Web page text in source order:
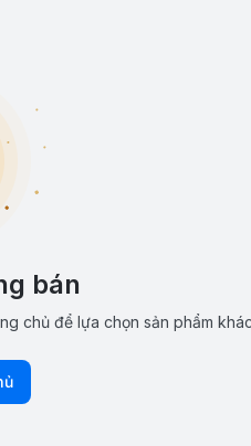
bán
chủ để lựa chọn sản phẩm